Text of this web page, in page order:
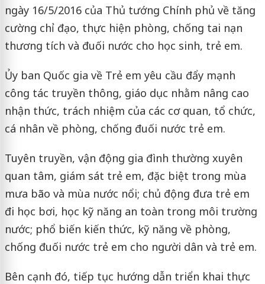
ngày 16/5/2016 của Thủ tướng Chính phủ về tăng
cường chỉ đạo, thực hiện phòng, chống tai nạn
thương tích và đuối nước cho học sinh, trẻ em.
Ủy ban Quốc gia về Trẻ em yêu cầu đẩy mạnh
công tác truyền thông, giáo dục nhằm nâng cao
nhận thức, trách nhiệm của các cơ quan, tổ chức,
cá nhân về phòng, chống đuối nước trẻ em.
Tuyên truyền, vận động gia đình thường xuyên
quan tâm, giám sát trẻ em, đặc biệt trong mùa
mưa bão và mùa nước nổi; chủ động đưa trẻ em
đi học bơi, học kỹ năng an toàn trong môi trường
nước; phổ biến kiến thức, kỹ năng về phòng,
chống đuối nước trẻ em cho người dân và trẻ em.
Bên cạnh đó, tiếp tục hướng dẫn triển khai thực